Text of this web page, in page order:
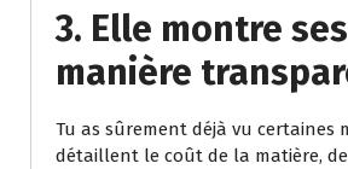
3. Elle montre
manière
Tu as sûrement déjà vu certaines
détaillent le coût de la matière, de